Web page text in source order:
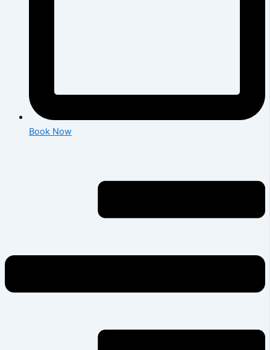
Book Now